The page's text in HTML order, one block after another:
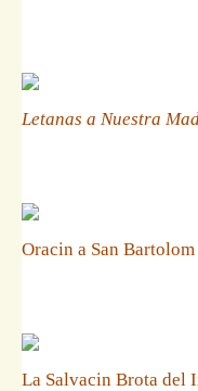
Letanas a Nuestra
Oracin a San
La Salvacin Brota del